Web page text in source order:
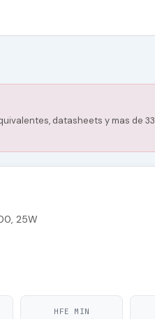
datasheets y mas de
25W
HFE MIN